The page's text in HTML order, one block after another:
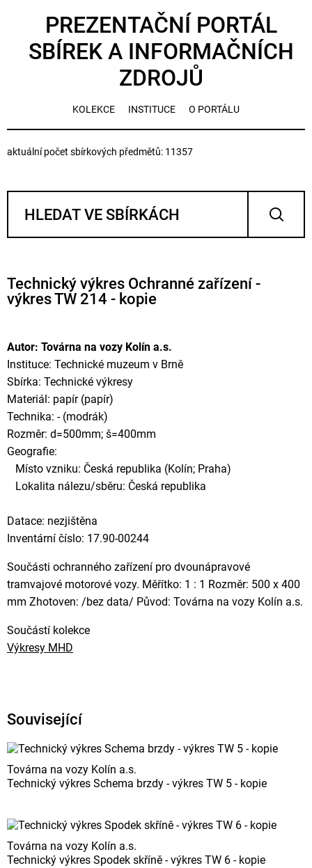
PREZENTAČNÍ PORTÁL
SBÍREK A INFORMAČNÍCH
ZDROJŮ
KOLEKCE INSTITUCE O PORTÁLU
aktuální počet sbírkových předmětů: 11357
Technický výkres Ochranné zařízení -
výkres TW 214 - kopie
Autor: Továrna na vozy Kolín a.s.
Instituce: Technické muzeum v Brně
Sbírka: Technické výkresy
Materiál: papír (papír)
Technika: - (modrák)
Rozměr: d=500mm; š=400mm
Geografie:
Místo vzniku: Česká republika (Kolín; Praha)
Lokalita nálezu/sběru: Česká republika
Datace: nezjištěna
Inventární číslo: 17.90-00244
Součásti ochranného zařízení pro dvounápravové
tramvajové motorové vozy. Měřítko: 1 : 1 Rozměr: 500 x 400
mm Zhotoven: /bez data/ Původ: Továrna na vozy Kolín a.s.
Součástí kolekce
Výkresy MHD
Související
Továrna na vozy Kolín a.s.
Technický výkres Schema brzdy - výkres TW 5 - kopie
Továrna na vozy Kolín a.s.
Technický výkres Spodek skříně - výkres TW 6 - kopie